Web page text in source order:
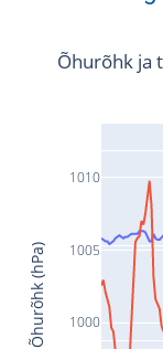
1000
1005
1010
Õhurõhk ja
Õhurõhk (hPa)